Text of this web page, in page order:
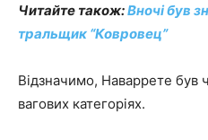
Читайте також:Вночі був
тральщик “Ковровец”
Відзначимо, Наваррете був
вагових категоріях.